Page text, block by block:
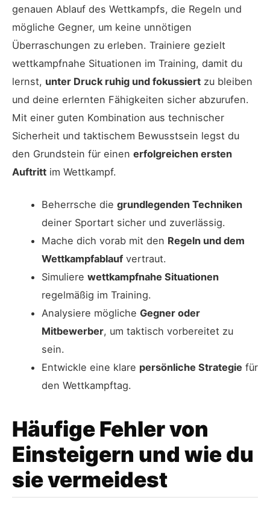
genauen Ablauf des Wettkampfs, die Regeln und
mögliche Gegner, um keine unnötigen
Überraschungen zu erleben. Trainiere gezielt
wettkampfnahe Situationen im Training, damit du
lernst, unter Druck ruhig und fokussiert zu bleiben
und deine erlernten Fähigkeiten sicher abzurufen.
Mit einer guten Kombination aus technischer
Sicherheit und taktischem Bewusstsein legst du
den Grundstein für einen erfolgreichen ersten
Auftritt im Wettkampf.
Beherrsche die grundlegenden Techniken
deiner Sportart sicher und zuverlässig.
Mache dich vorab mit den Regeln und dem
Wettkampfablaufvertraut.
Simuliere wettkampfnahe Situationen
regelmäßig im Training.
Analysiere mögliche Gegner oder
Mitbewerber, um taktisch vorbereitet zu
sein.
Entwickle eine klare persönliche Strategie für
den Wettkampftag.
Häufige Fehler von
Einsteigern und wie du
sie vermeidest